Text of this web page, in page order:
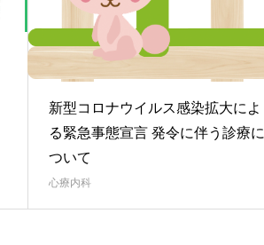
新型コロナウイルス感染拡大によ
る緊急事態宣言 発令に伴う診療に
ついて
心療内科